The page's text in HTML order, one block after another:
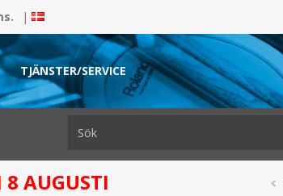
|
TJÄNSTER/SERVICE
8 AUGUSTI